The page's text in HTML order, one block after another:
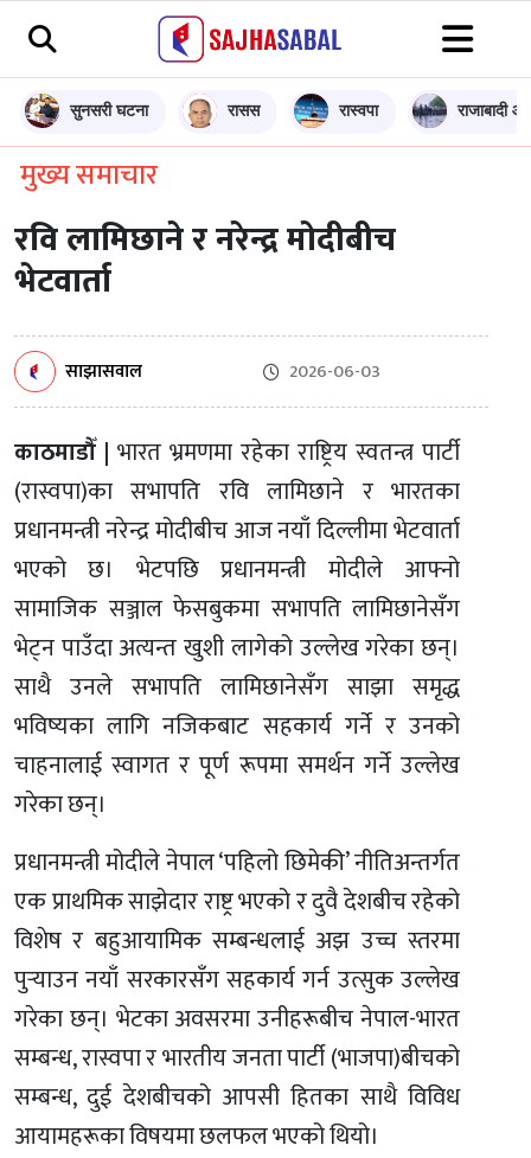
सुनसरी घटना रासस रास्वपा राजाबादी
मुख्य समाचार
रवि लामिछाने र नरेन्द्र मोदीबीच
भेटवार्ता
साझासवाल 2026-06-03
काठमाडौँ | भारत भ्रमणमा रहेका राष्ट्रिय स्वतन्त्र पार्टी
(रास्वपा)का सभापति रवि लामिछाने र भारतका
प्रधानमन्त्री नरेन्द्र मोदीबीच आज नयाँ दिल्लीमा भेटवार्ता
भएको छ। भेटपछि प्रधानमन्त्री मोदीले आफ्नो
सामाजिक सञ्जाल फेसबुकमा सभापति लामिछानेसँग
भेट्न पाउँदा अत्यन्त खुशी लागेको उल्लेख गरेका छन्।
साथै उनले सभापति लामिछानेसँग साझा समृद्ध
भविष्यका लागि नजिकबाट सहकार्य गर्ने र उनको
चाहनालाई स्वागत र पूर्ण रूपमा समर्थन गर्ने उल्लेख
गरेका छन्।
प्रधानमन्त्री मोदीले नेपाल ‘पहिलो छिमेकी’ नीतिअन्तर्गत
एक प्राथमिक साझेदार राष्ट्र भएको र दुवै देशबीच रहेको
विशेष र बहुआयामिक सम्बन्धलाई अझ उच्च स्तरमा
पुर्‍याउन नयाँ सरकारसँग सहकार्य गर्न उत्सुक उल्लेख
गरेका छन्। भेटका अवसरमा उनीहरूबीच नेपाल-भारत
सम्बन्ध, रास्वपा र भारतीय जनता पार्टी (भाजपा)बीचको
सम्बन्ध, दुई देशबीचको आपसी हितका साथै विविध
आयामहरूका विषयमा छलफल भएको थियो।